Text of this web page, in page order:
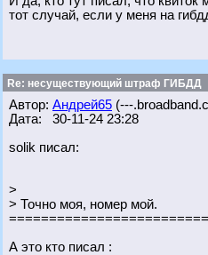
тот случай, если у меня на
Re: несуществующий штраф ГИБДД
Автор: Андрей65 (---
Дата: 30-11-24 23:28
solik писал:
>
> Точно моя, номер мой.
А это кто писал :